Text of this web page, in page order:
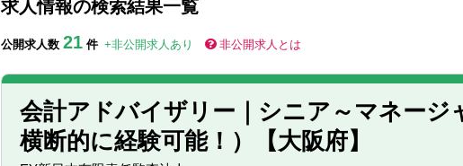
求人情報の検索結果一覧
公開求人数 21 件 +非公開求人あり 非公開求人とは
会計アドバイザリー｜シニア～マネージ
横断的に経験可能！）【大阪府】